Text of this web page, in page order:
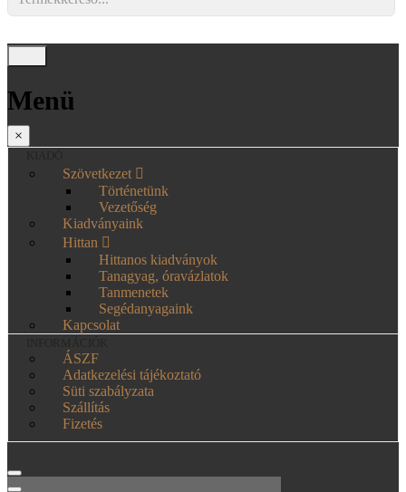
Menü
×
Szövetkezet
Történetünk
Vezetőség
Kiadványaink
Hittan
Hittanos kiadványok
Tanagyag, óravázlatok
Tanmenetek
Segédanyagaink
Kapcsolat
ÁSZF
Adatkezelési tájékoztató
Süti szabályzata
Szállítás
Fizetés